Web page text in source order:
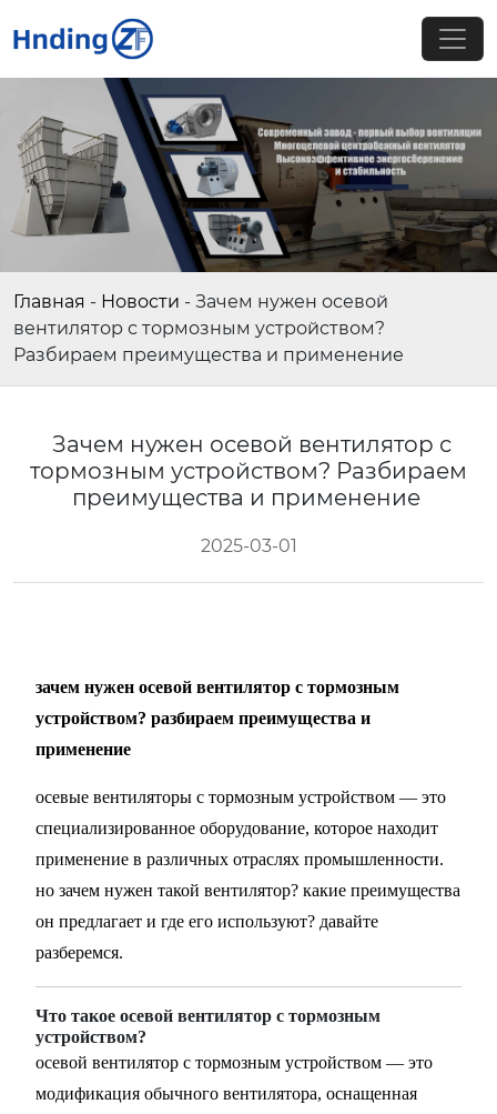
Главная - Новости - Зачем нужен осевой
вентилятор с тормозным устройством?
Разбираем преимущества и применение
Зачем нужен осевой вентилятор с
тормозным устройством? Разбираем
преимущества и применение
2025-03-01
зачем нужен осевой вентилятор с тормозным
устройством? разбираем преимущества и
применение
осевые вентиляторы с тормозным устройством — это
специализированное оборудование, которое находит
применение в различных отраслях промышленности.
но зачем нужен такой вентилятор? какие преимущества
он предлагает и где его используют? давайте
разберемся.
Что такое осевой вентилятор с тормозным
устройством?
осевой вентилятор с тормозным устройством — это
модификация обычного вентилятора, оснащенная